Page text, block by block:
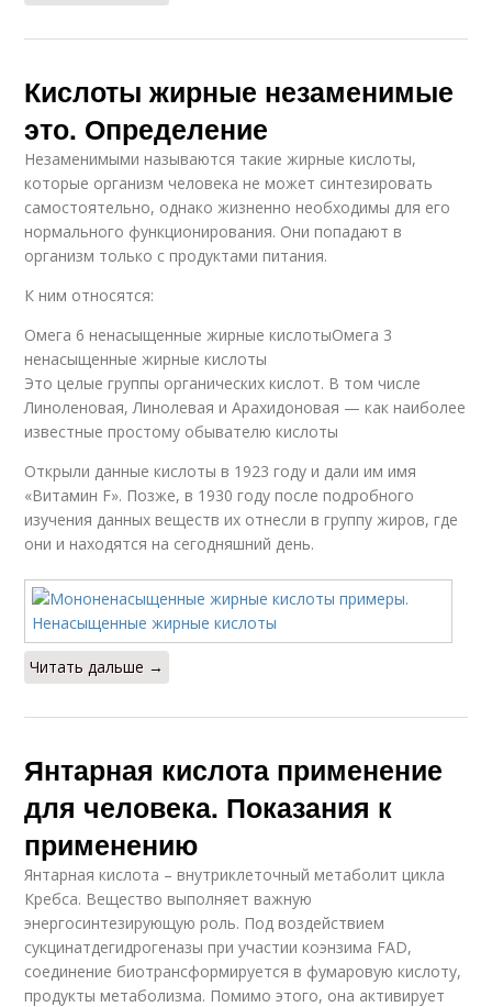
Кислоты жирные незаменимые
это. Определение
Незаменимыми называются такие жирные кислоты,
которые организм человека не может синтезировать
самостоятельно, однако жизненно необходимы для его
нормального функционирования. Они попадают в
организм только с продуктами питания.
К ним относятся:
Омега 6 ненасыщенные жирные кислотыОмега 3
ненасыщенные жирные кислоты
Это целые группы органических кислот. В том числе
Линоленовая, Линолевая и Арахидоновая — как наиболее
известные простому обывателю кислоты
Открыли данные кислоты в 1923 году и дали им имя
«Витамин F». Позже, в 1930 году после подробного
изучения данных веществ их отнесли в группу жиров, где
они и находятся на сегодняшний день.
Читать дальше →
Янтарная кислота применение
для человека. Показания к
применению
Янтарная кислота – внутриклеточный метаболит цикла
Кребса. Вещество выполняет важную
энергосинтезирующую роль. Под воздействием
сукцинатдегидрогеназы при участии коэнзима FAD,
соединение биотрансформируется в фумаровую кислоту,
продукты метаболизма. Помимо этого, она активирует